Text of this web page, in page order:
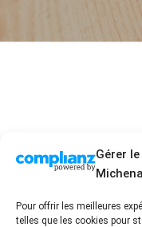
Gérer
Pour offrir les meilleures
telles que les cookies pour